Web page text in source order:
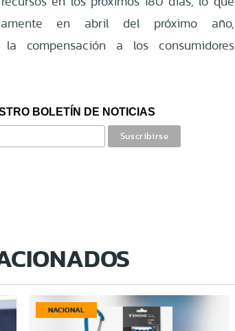
en abril del próximo año,
compensación a los consumidores
BOLETÍN DE NOTICIAS
NACIONAL